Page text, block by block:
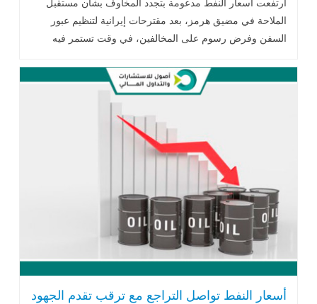
ارتفعت أسعار النفط مدعومة بتجدد المخاوف بشأن مستقبل
الملاحة في مضيق هرمز، بعد مقترحات إيرانية لتنظيم عبور
السفن وفرض رسوم على المخالفين، في وقت تستمر فيه
داخل أسواق الطاقة العالمية.
أسعار النفط تواصل التراجع مع ترقب تقدم الجهود